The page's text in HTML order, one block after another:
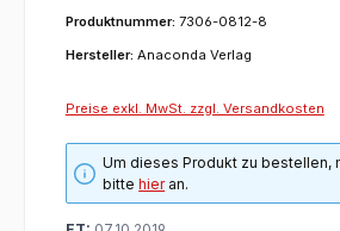
Produktnummer: 7306-0812-8
Hersteller: Anaconda Verlag
Preise exkl. MwSt. zzgl. Versandkosten
Um dieses Produkt zu bestellen,
bittehieran.